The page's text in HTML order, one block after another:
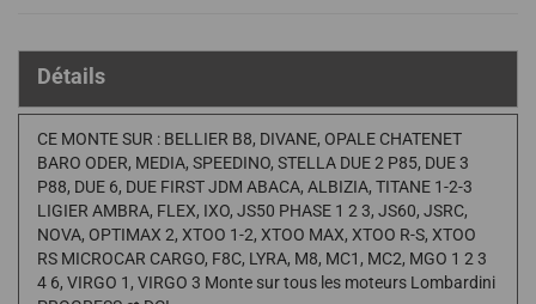
Détails
CE MONTE SUR : BELLIER B8, DIVANE, OPALE CHATENET
BARO ODER, MEDIA, SPEEDINO, STELLA DUE 2 P85, DUE 3
P88, DUE 6, DUE FIRST JDM ABACA, ALBIZIA, TITANE 1-2-3
LIGIER AMBRA, FLEX, IXO, JS50 PHASE 1 2 3, JS60, JSRC,
NOVA, OPTIMAX 2, XTOO 1-2, XTOO MAX, XTOO R-S, XTOO
RS MICROCAR CARGO, F8C, LYRA, M8, MC1, MC2, MGO 1 2 3
4 6, VIRGO 1, VIRGO 3 Monte sur tous les moteurs Lombardini